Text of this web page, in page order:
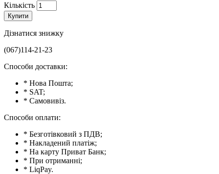
Кількість
Купити
Дізнатися знижку
(067)114-21-23
Способи доставки:
* Нова Пошта;
* SAT;
* Самовивіз.
Способи оплати:
* Безготівковий з ПДВ;
* Накладений платіж;
* На карту Приват Банк;
* При отриманні;
* LiqPay.